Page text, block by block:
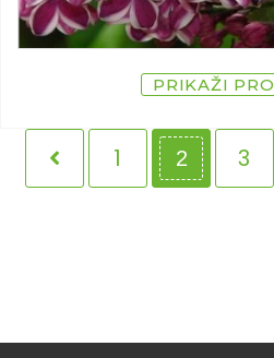
PRIKAŽI
1 2 3